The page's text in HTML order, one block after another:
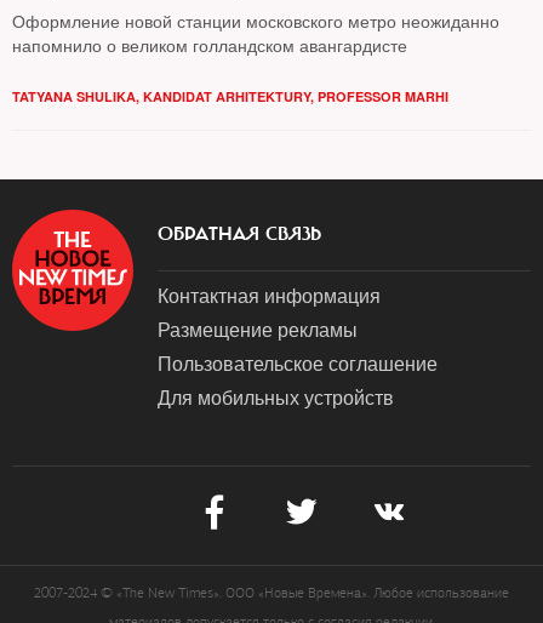
Оформление новой станции московского метро неожиданно
напомнило о великом голландском авангардисте
TATYANA SHULIKA, KANDIDAT ARHITEKTURY, PROFESSOR MARHI
ОБРАТНАЯ СВЯЗЬ
Контактная информация
Размещение рекламы
Пользовательское соглашение
Для мобильных устройств
2007-2024 © «The New Times». ООО «Новые Времена». Любое использование